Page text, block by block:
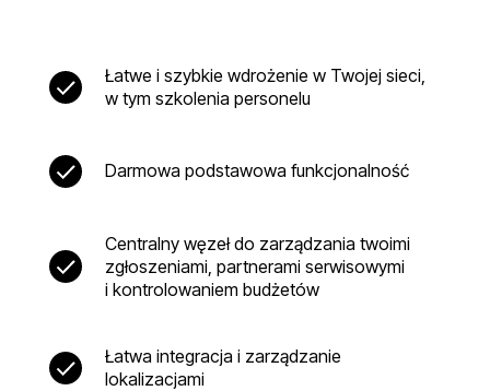
Łatwe i szybkie wdrożenie w Twojej sieci,
w tym szkolenia personelu
Darmowa podstawowa funkcjonalność
Centralny węzeł do zarządzania twoimi
zgłoszeniami, partnerami serwisowymi
i kontrolowaniem budżetów
Łatwa integracja i zarządzanie
lokalizacjami